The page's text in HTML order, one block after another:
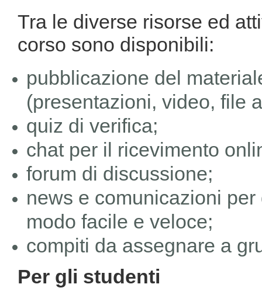
Tra le diverse risorse ed
corso sono disponibili:
pubblicazione del
(presentazioni, video, file
quiz di verifica;
chat per il ricevimento
forum di discussione;
news e comunicazioni
modo facile e veloce;
compiti da assegnare a
Per gli studenti